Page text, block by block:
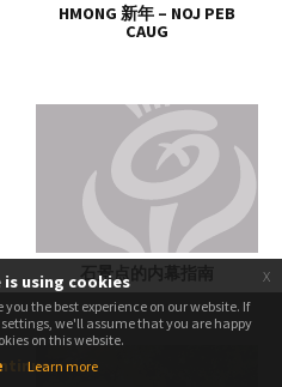
HMONG 新年 – NOJ PEB
CAUG
石景点的内幕指南
the best experience on our website. If
we'll assume that you are happy
on this website.
using cookies
the best experience on our website. If
we'll assume that you are happy
on this website.
Learn more
x